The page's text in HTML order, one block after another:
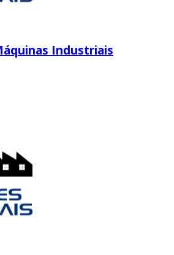
Industriais